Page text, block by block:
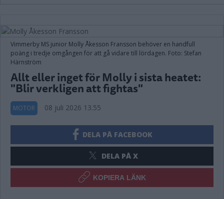
Vimmerby MS junior Molly Åkesson Fransson behöver en handfull
poäng i tredje omgången för att gå vidare till lördagen. Foto: Stefan
Härnström
Allt eller inget för Molly i sista heatet:
"Blir verkligen att fightas"
MOTOR 08 juli 2026 13.55
DELA PÅ FACEBOOK
DELA PÅ X
KOPIERA LÄNK